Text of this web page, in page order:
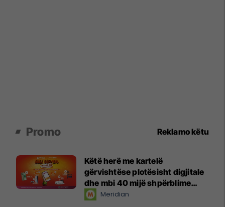
Promo Reklamo këtu
Këtë herë me kartelë
gërvishtëse plotësisht digjitale
dhe mbi 40 mijë shpërblime
instant!Meridian